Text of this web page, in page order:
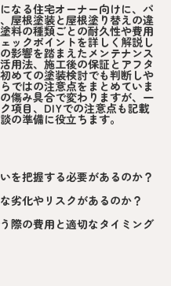
なる住宅オーナー向けに、パ
屋根塗装と屋根塗り替えの違
料の種類ごとの耐久性や費用
ックポイントを詳しく解説し
影響を踏まえたメンテナンス
用法、施工後の保証とアフタ
めての塗装検討でも判断しや
ではの注意点をまとめていま
傷み具合で変わりますが、一
項目、DIYでの注意点も記載
の準備に役立ちます。
を把握する必要があるのか？
劣化やリスクがあるのか？
際の費用と適切なタイミング